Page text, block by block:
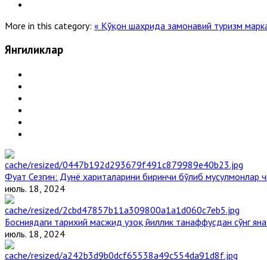
More in this category: « Қўқон шаҳрида замонавий туризм
Янгиликлар
Фуат Сезгин: Дунё хариталарини биринчи бўлиб мусулмонлар
июль. 18, 2024
Босниядаги тарихий масжид узоқ йиллик танаффусдан сўнг
июль. 18, 2024